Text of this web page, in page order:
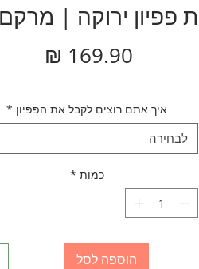
פפיון ירוקה | מרקם
איך אתם רוצים לקבל את הפפיון *
לבחירה
כמות *
הוספה לסל